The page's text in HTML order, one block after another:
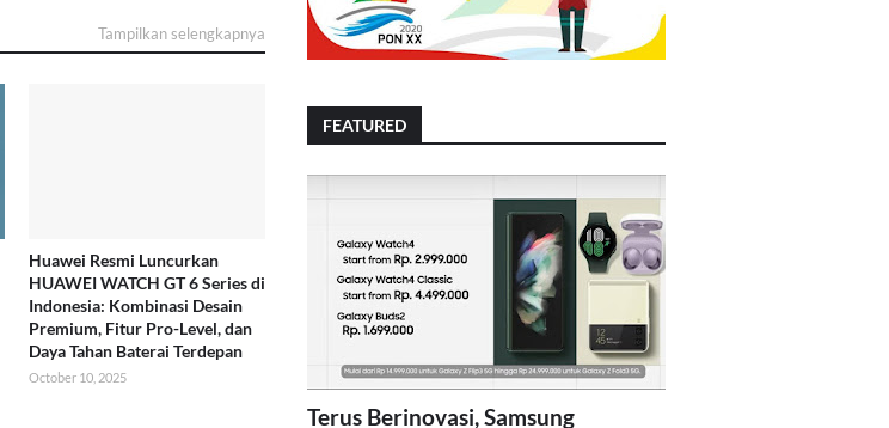
Tampilkan selengkapnya
Huawei Resmi Luncurkan
HUAWEI WATCH GT 6 Series di
Indonesia: Kombinasi Desain
Premium, Fitur Pro-Level, dan
Daya Tahan Baterai Terdepan
October 10, 2025
FEATURED
Terus Berinovasi, Samsung